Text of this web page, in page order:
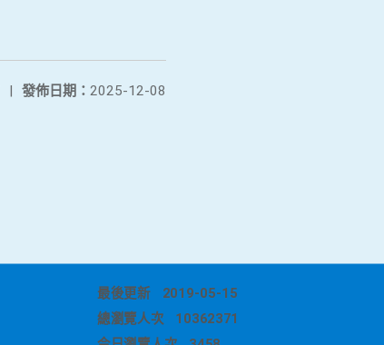
發佈日期： 2025-12-08
|
最後更新
2019-05-15
總瀏覽人次
10362371